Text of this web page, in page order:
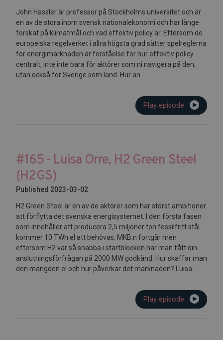
John Hassler är professor på Stockholms universitet och är
en av de stora inom svensk nationalekonomi och har länge
forskat på klimatmål och vad effektiv policy är. Eftersom de
europeiska regelverket i allra högsta grad sätter spelreglerna
för energimarknaden är förståelse för hur effektiv policy
centralt, inte inte bara för aktörer som ni navigera på den,
utan också för Sverige som land. Hur an...
Play episode
#165 - Luisa Orre, H2 Green Steel
(H2GS)
Published 2023-03-02
H2 Green Steel är en av de aktörer som har störst ambitioner
att förflytta det svenska energisystemet. I den första fasen
som innehåller att producera 2,5 miljoner ton fossilfritt stål
kommer 10 TWh el att behövas. MKB:n fortgår men
eftersom H2 var så snabba i startblocken har man fått din
anslutningsförfrågan på 2000 MW godkänd. Hur skaffar man
den mängden el och hur påverkar det marknaden? Luisa...
Play episode